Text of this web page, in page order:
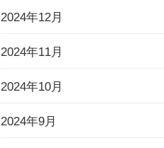
2024年12月
2024年11月
2024年10月
2024年9月